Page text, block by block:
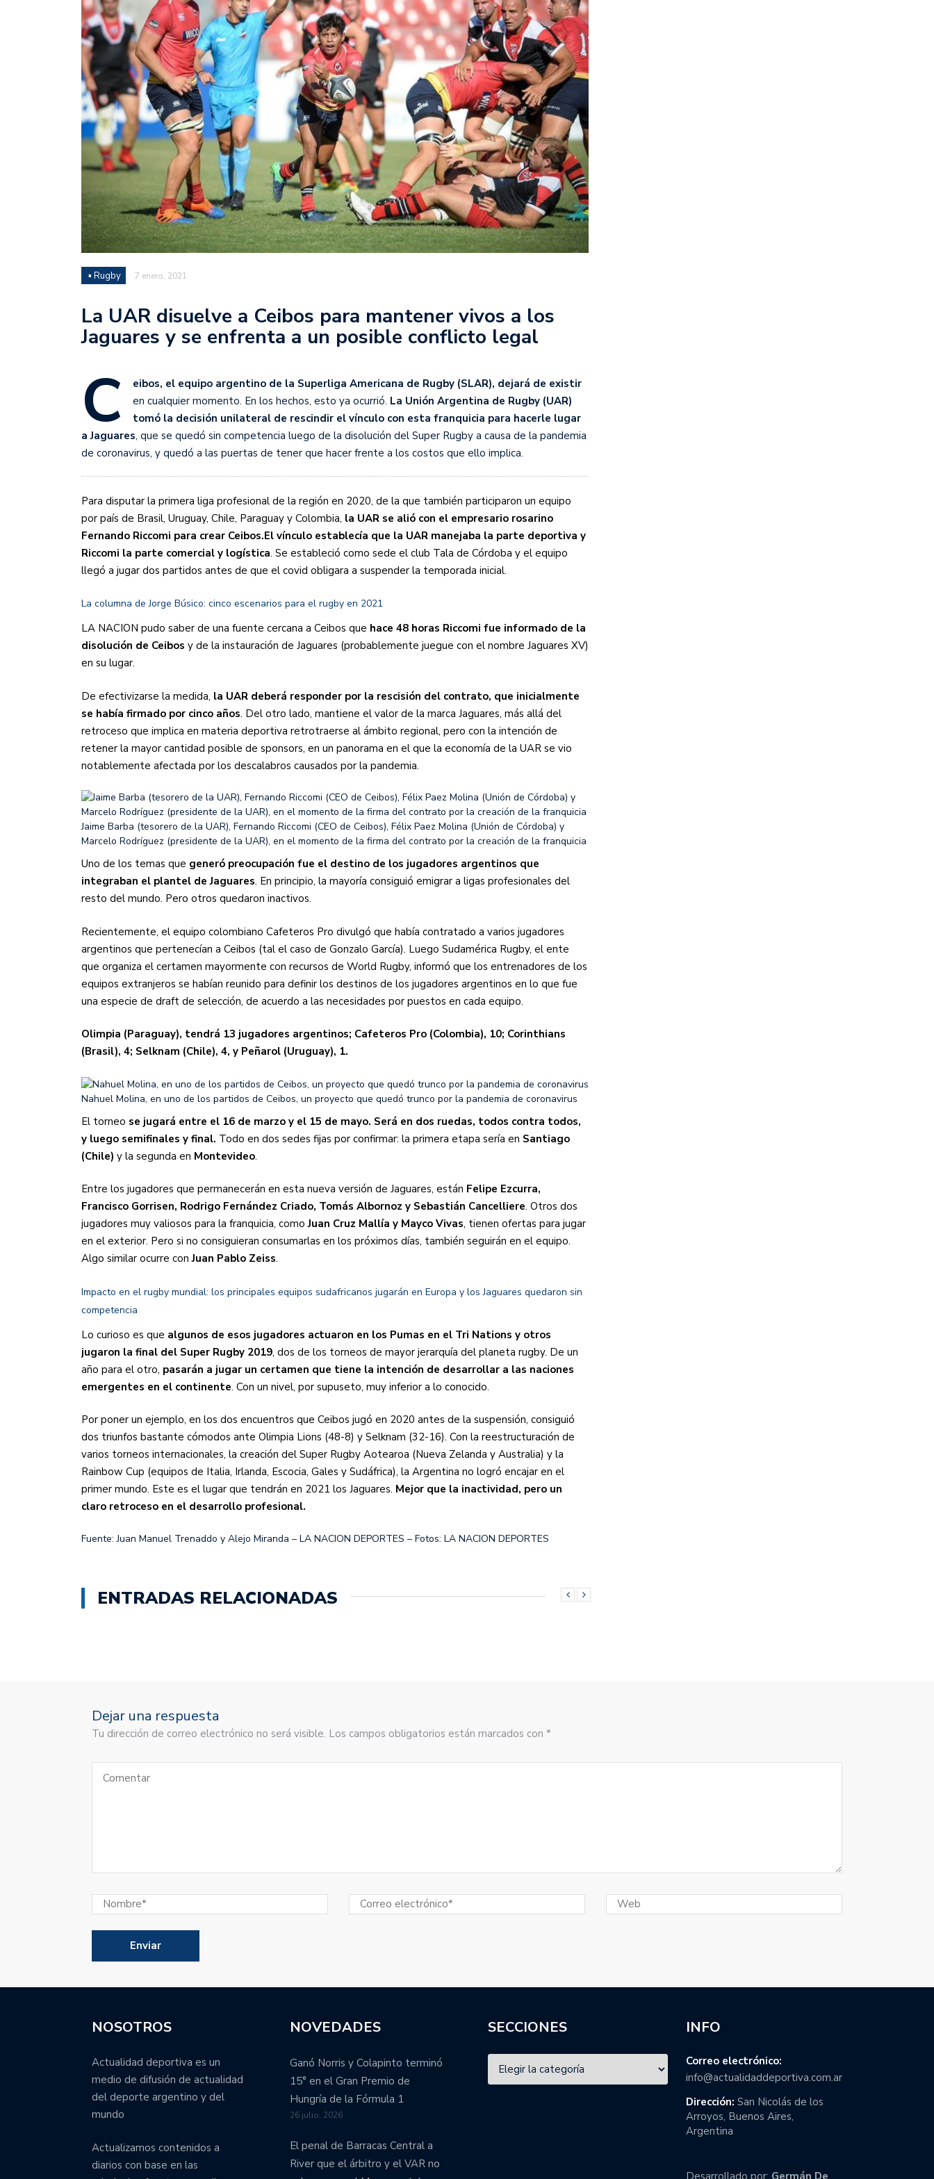
en la historia grande del club”
Nicolás Otamendi regresa al fútbol argentino después de 16 años: del orgullo
de Vélez a la pasión por River
Boca ganó con lo justo ante O’Higgins gracias a la jerarquía de Paredes: una
diferencia y un juego que no dan paz para ir a Rancagua
El Nacional de Clubes A llega a Córdoba con el histórico regreso de Diego
Simonet
Lista de la selección femenina de Argentina para la Copa Mundial de Hockey FIH
2026
Lista de la selección masculina de Argentina para la Copa Mundial de Hockey
Sudamericana
Empieza el Clausura: las diez cosas que tenés que saber
▪ Rugby 7 enero, 2021
La UAR disuelve a Ceibos para mantener vivos a los
Jaguares y se enfrenta a un posible conflicto legal
C
eibos, el equipo argentino de la Superliga Americana de Rugby (SLAR), dejará de existir
en cualquier momento. En los hechos, esto ya ocurrió. La Unión Argentina de Rugby (UAR)
tomó la decisión unilateral de rescindir el vínculo con esta franquicia para hacerle lugar
a Jaguares, que se quedó sin competencia luego de la disolución del Super Rugby a causa de la pandemia
de coronavirus, y quedó a las puertas de tener que hacer frente a los costos que ello implica.
Para disputar la primera liga profesional de la región en 2020, de la que también participaron un equipo
por país de Brasil, Uruguay, Chile, Paraguay y Colombia, la UAR se alió con el empresario rosarino
Fernando Riccomi para crear Ceibos.El vínculo establecía que la UAR manejaba la parte deportiva y
Riccomi la parte comercial y logística. Se estableció como sede el club Tala de Córdoba y el equipo
llegó a jugar dos partidos antes de que el covid obligara a suspender la temporada inicial.
La columna de Jorge Búsico: cinco escenarios para el rugby en 2021
LA NACION pudo saber de una fuente cercana a Ceibos que hace 48 horas Riccomi fue informado de la
disolución de Ceibos y de la instauración de Jaguares (probablemente juegue con el nombre Jaguares XV)
en su lugar.
De efectivizarse la medida, la UAR deberá responder por la rescisión del contrato, que inicialmente
se había firmado por cinco años. Del otro lado, mantiene el valor de la marca Jaguares, más allá del
retroceso que implica en materia deportiva retrotraerse al ámbito regional, pero con la intención de
retener la mayor cantidad posible de sponsors, en un panorama en el que la economía de la UAR se vio
notablemente afectada por los descalabros causados por la pandemia.
Jaime Barba (tesorero de la UAR), Fernando Riccomi (CEO de Ceibos), Félix Paez Molina (Unión de Córdoba) y
Marcelo Rodríguez (presidente de la UAR), en el momento de la firma del contrato por la creación de la franquicia
Uno de los temas que generó preocupación fue el destino de los jugadores argentinos que
integraban el plantel de Jaguares. En principio, la mayoría consiguió emigrar a ligas profesionales del
resto del mundo. Pero otros quedaron inactivos.
Recientemente, el equipo colombiano Cafeteros Pro divulgó que había contratado a varios jugadores
argentinos que pertenecían a Ceibos (tal el caso de Gonzalo García). Luego Sudamérica Rugby, el ente
que organiza el certamen mayormente con recursos de World Rugby, informó que los entrenadores de los
equipos extranjeros se habían reunido para definir los destinos de los jugadores argentinos en lo que fue
una especie de draft de selección, de acuerdo a las necesidades por puestos en cada equipo.
Olimpia (Paraguay), tendrá 13 jugadores argentinos; Cafeteros Pro (Colombia), 10; Corinthians
(Brasil), 4; Selknam (Chile), 4, y Peñarol (Uruguay), 1.
Nahuel Molina, en uno de los partidos de Ceibos, un proyecto que quedó trunco por la pandemia de coronavirus
El torneo se jugará entre el 16 de marzo y el 15 de mayo. Será en dos ruedas, todos contra todos,
y luego semifinales y final. Todo en dos sedes fijas por confirmar: la primera etapa sería en Santiago
(Chile) y la segunda en Montevideo.
Entre los jugadores que permanecerán en esta nueva versión de Jaguares, están Felipe Ezcurra,
Francisco Gorrisen, Rodrigo Fernández Criado, Tomás Albornoz y Sebastián Cancelliere. Otros dos
jugadores muy valiosos para la franquicia, comoJuan Cruz Mallía y Mayco Vivas, tienen ofertas para jugar
en el exterior. Pero si no consiguieran consumarlas en los próximos días, también seguirán en el equipo.
Algo similar ocurre conJuan Pablo Zeiss.
Impacto en el rugby mundial: los principales equipos sudafricanos jugarán en Europa y los Jaguares quedaron sin
competencia
Lo curioso es que algunos de esos jugadores actuaron en los Pumas en el Tri Nations y otros
jugaron la final del Super Rugby 2019, dos de los torneos de mayor jerarquía del planeta rugby. De un
año para el otro, pasarán a jugar un certamen que tiene la intención de desarrollar a las naciones
emergentes en el continente. Con un nivel, por supuseto, muy inferior a lo conocido.
Por poner un ejemplo, en los dos encuentros que Ceibos jugó en 2020 antes de la suspensión, consiguió
dos triunfos bastante cómodos ante Olimpia Lions (48-8) y Selknam (32-16). Con la reestructuración de
varios torneos internacionales, la creación del Super Rugby Aotearoa (Nueva Zelanda y Australia) y la
Rainbow Cup (equipos de Italia, Irlanda, Escocia, Gales y Sudáfrica), la Argentina no logró encajar en el
primer mundo. Este es el lugar que tendrán en 2021 los Jaguares. Mejor que la inactividad, pero un
claro retroceso en el desarrollo profesional.
Fuente: Juan Manuel Trenaddo y Alejo Miranda – LA NACION DEPORTES – Fotos: LA NACION DEPORTES
ENTRADAS RELACIONADAS
Dejar una respuesta
Tu dirección de correo electrónico no será visible. Los campos obligatorios están marcados con *
NOSOTROS
Actualidad deportiva es un
medio de difusión de actualidad
del deporte argentino y del
mundo
Actualizamos contenidos a
diarios con base en las
NOVEDADES
Ganó Norris y Colapinto terminó
15° en el Gran Premio de
Hungría de la Fórmula 1
26 julio, 2026
El penal de Barracas Central a
River que el árbitro y el VAR no
SECCIONES INFO
Correo electrónico:
info@actualidaddeportiva.com.ar
Dirección: San Nicolás de los
Arroyos, Buenos Aires,
Argentina